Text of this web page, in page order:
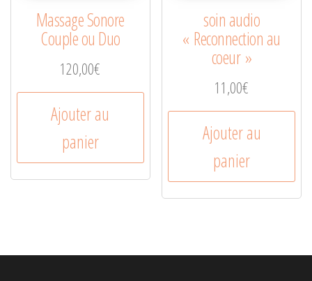
Massage Sonore
Couple ou Duo
120,00€
Ajouter au
panier
soin audio
« Reconnection au
coeur »
11,00€
Ajouter au
panier